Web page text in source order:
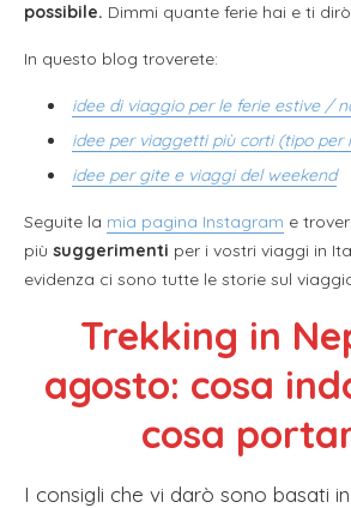
possibile. Dimmi quante ferie hai e ti
In questo blog troverete:
idee di viaggio per le ferie estive /
idee per viaggetti più corti (tipo per
idee per gite e viaggi del weekend
Seguite la mia pagina Instagram e
più suggerimenti per i vostri viaggi in
evidenza ci sono tutte le storie sul
Trekking in
agosto: cosa
cosa
I consigli che vi darò sono basati